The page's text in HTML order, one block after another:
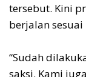
tersebut. Kini
berjalan
‎“Sudah
saksi. Kami